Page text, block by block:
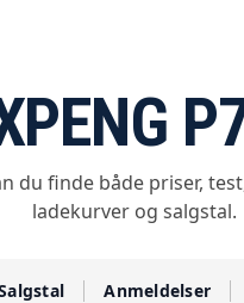
du finde både priser,
ladekurver og salgstal.
Anmeldelser